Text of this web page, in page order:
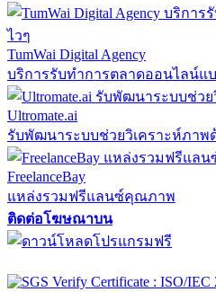
TumWai Digital Agency
บริการรับทำการตลาดออนไลน์แ
Ultromate.ai
รับพัฒนาระบบช่วยวิเคราะห์ภาพ
FreelanceBay
แหล่งรวมฟรีแลนซ์คุณภาพ
ติดต่อโฆษณาบน